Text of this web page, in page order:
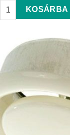
ALUTAPE
KOSÁRBA